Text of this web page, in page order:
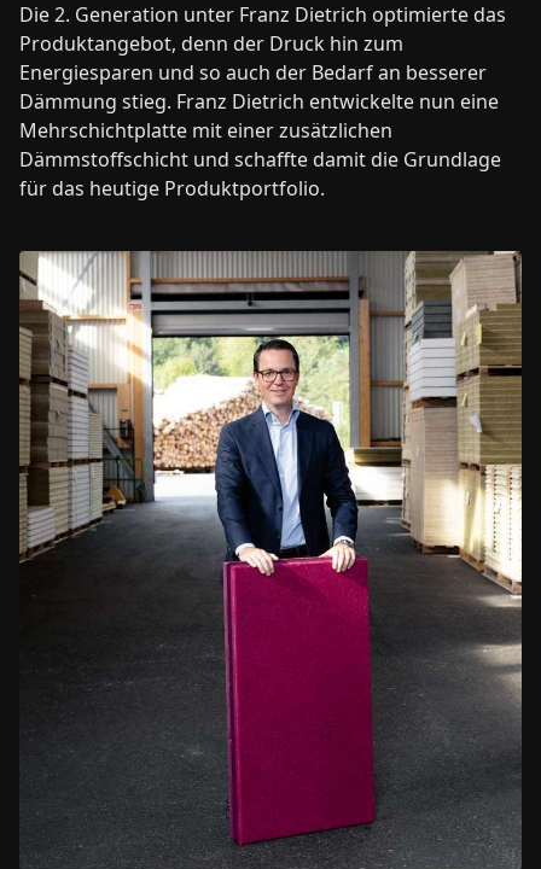
Die 2. Generation unter Franz Dietrich optimierte das
Produktangebot, denn der Druck hin zum
Energiesparen und so auch der Bedarf an besserer
Dämmung stieg. Franz Dietrich entwickelte nun eine
Mehrschichtplatte mit einer zusätzlichen
Dämmstoffschicht und schaffte damit die Grundlage
für das heutige Produktportfolio.